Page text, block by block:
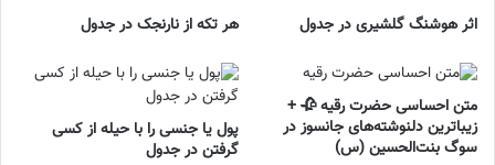
اثر هوشنگ گلشیری در جدول هر تکه از نارنجک در جدول
متن احساسی حضرت رقیه 🥀 +
زیباترین دلنوشته‌های جانسوز در
سوگ بنت‌الحسین (س)
پول یا جنسی را با حیله از کسی
گرفتن در جدول